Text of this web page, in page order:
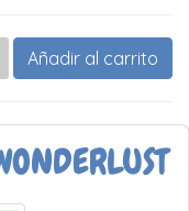
Añadir al carrito